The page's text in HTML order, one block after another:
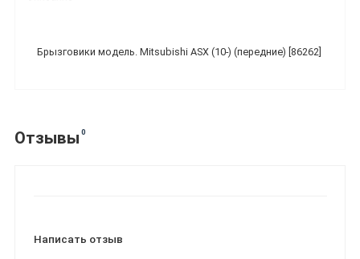
Брызговики модель. Mitsubishi ASX (10-) (передние) [86262]
Отзывы 0
Написать отзыв